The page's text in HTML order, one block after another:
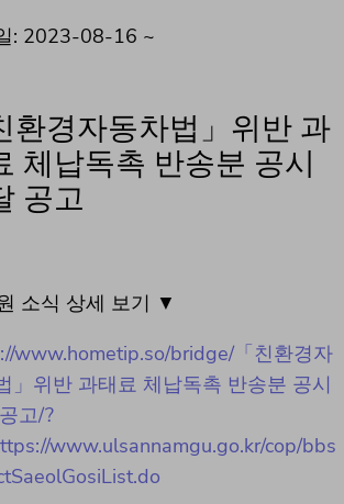
: 2023-08-16 ~
환경자동차법」위반 과
체납독촉 반송분 공시
공고
소식 상세 보기 ▼
www.hometip.so/bridge/「친환경자
」위반 과태료 체납독촉 반송분 공시
고/?
www.ulsannamgu.go.kr/cop/bbs